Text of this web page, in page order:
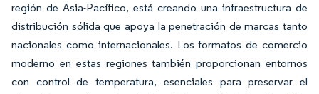
región de Asia-Pacífico, está creando una infraestructura de
distribución sólida que apoya la penetración de marcas tanto
nacionales como internacionales. Los formatos de comercio
moderno en estas regiones también proporcionan entornos
con control de temperatura, esenciales para preservar el